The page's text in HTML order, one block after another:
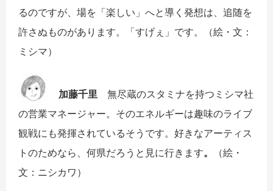
るのですが、場を「楽しい」へと導く発想は、追随を
許さぬものがあります。「すげぇ」です。（絵・文：
ミシマ）
加藤千里 無尽蔵のスタミナを持つミシマ社
の営業マネージャー。そのエネルギーは趣味のライブ
観戦にも発揮されているそうです。好きなアーティス
トのためなら、何県だろうと見に行きます。
（絵・
文：ニシカワ）